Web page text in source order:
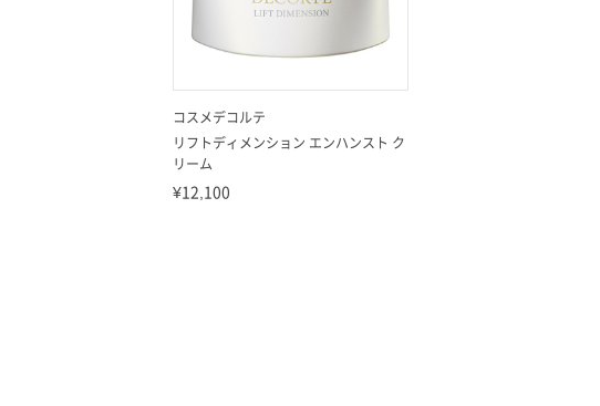
コスメデコルテ
リフトディメンション エンハンスト ク
リーム
¥12,100